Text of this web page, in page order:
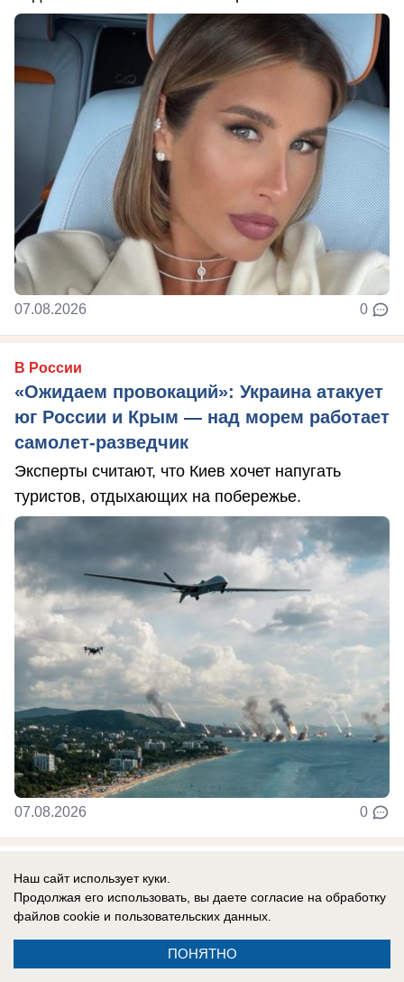
07.08.2026 0
В России
«Ожидаем провокаций»: Украина атакует
юг России и Крым — над морем работает
самолет-разведчик
Эксперты считают, что Киев хочет напугать
туристов, отдыхающих на побережье.
07.08.2026 0
В России
СВО новости: украинцы платят за
«похищения» с учений, Трамп отказал
Украине в ракетах Patriot, боевики ВСУ
тонут при форсировании Северского
Наш сайт использует куки.
Продолжая его использовать, вы даете согласие на обработку
файлов cookie и пользовательских данных.
ПОНЯТНО